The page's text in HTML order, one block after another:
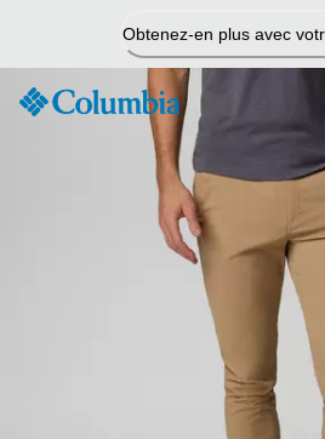
contenu
Obtenez-en plus avec